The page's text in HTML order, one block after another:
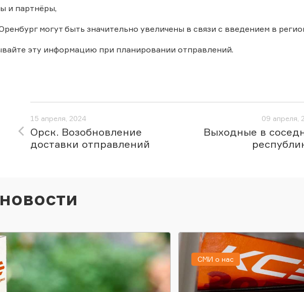
и партнёры,
могут быть значительно увеличены в связи с введением в
эту информацию при планировании отправлений.
15 апреля, 2024
Орск. Возобновление
доставки отправлений
09 апреля,
Выходные в
СМИ о нас